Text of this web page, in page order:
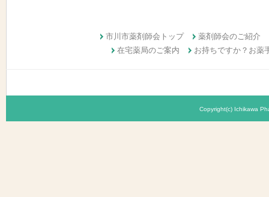
市川市薬剤師会トップ
薬剤師会のご紹介
在宅薬局のご案内
お持ちですか？お薬
Copyright(c) Ichikawa